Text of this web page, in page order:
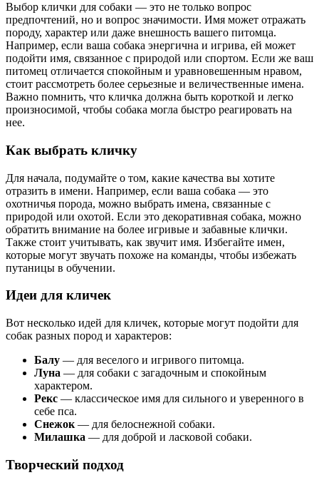
Выбор клички для собаки — это не только вопрос
предпочтений, но и вопрос значимости. Имя может отражать
породу, характер или даже внешность вашего питомца.
Например, если ваша собака энергична и игрива, ей может
подойти имя, связанное с природой или спортом. Если же ваш
питомец отличается спокойным и уравновешенным нравом,
стоит рассмотреть более серьезные и величественные имена.
Важно помнить, что кличка должна быть короткой и легко
произносимой, чтобы собака могла быстро реагировать на
нее.
Как выбрать кличку
Для начала, подумайте о том, какие качества вы хотите
отразить в имени. Например, если ваша собака — это
охотничья порода, можно выбрать имена, связанные с
природой или охотой. Если это декоративная собака, можно
обратить внимание на более игривые и забавные клички.
Также стоит учитывать, как звучит имя. Избегайте имен,
которые могут звучать похоже на команды, чтобы избежать
путаницы в обучении.
Идеи для кличек
Вот несколько идей для кличек, которые могут подойти для
собак разных пород и характеров:
Балу — для веселого и игривого питомца.
Луна — для собаки с загадочным и спокойным
характером.
Рекс — классическое имя для сильного и уверенного в
себе пса.
Снежок — для белоснежной собаки.
Милашка — для доброй и ласковой собаки.
Творческий подход